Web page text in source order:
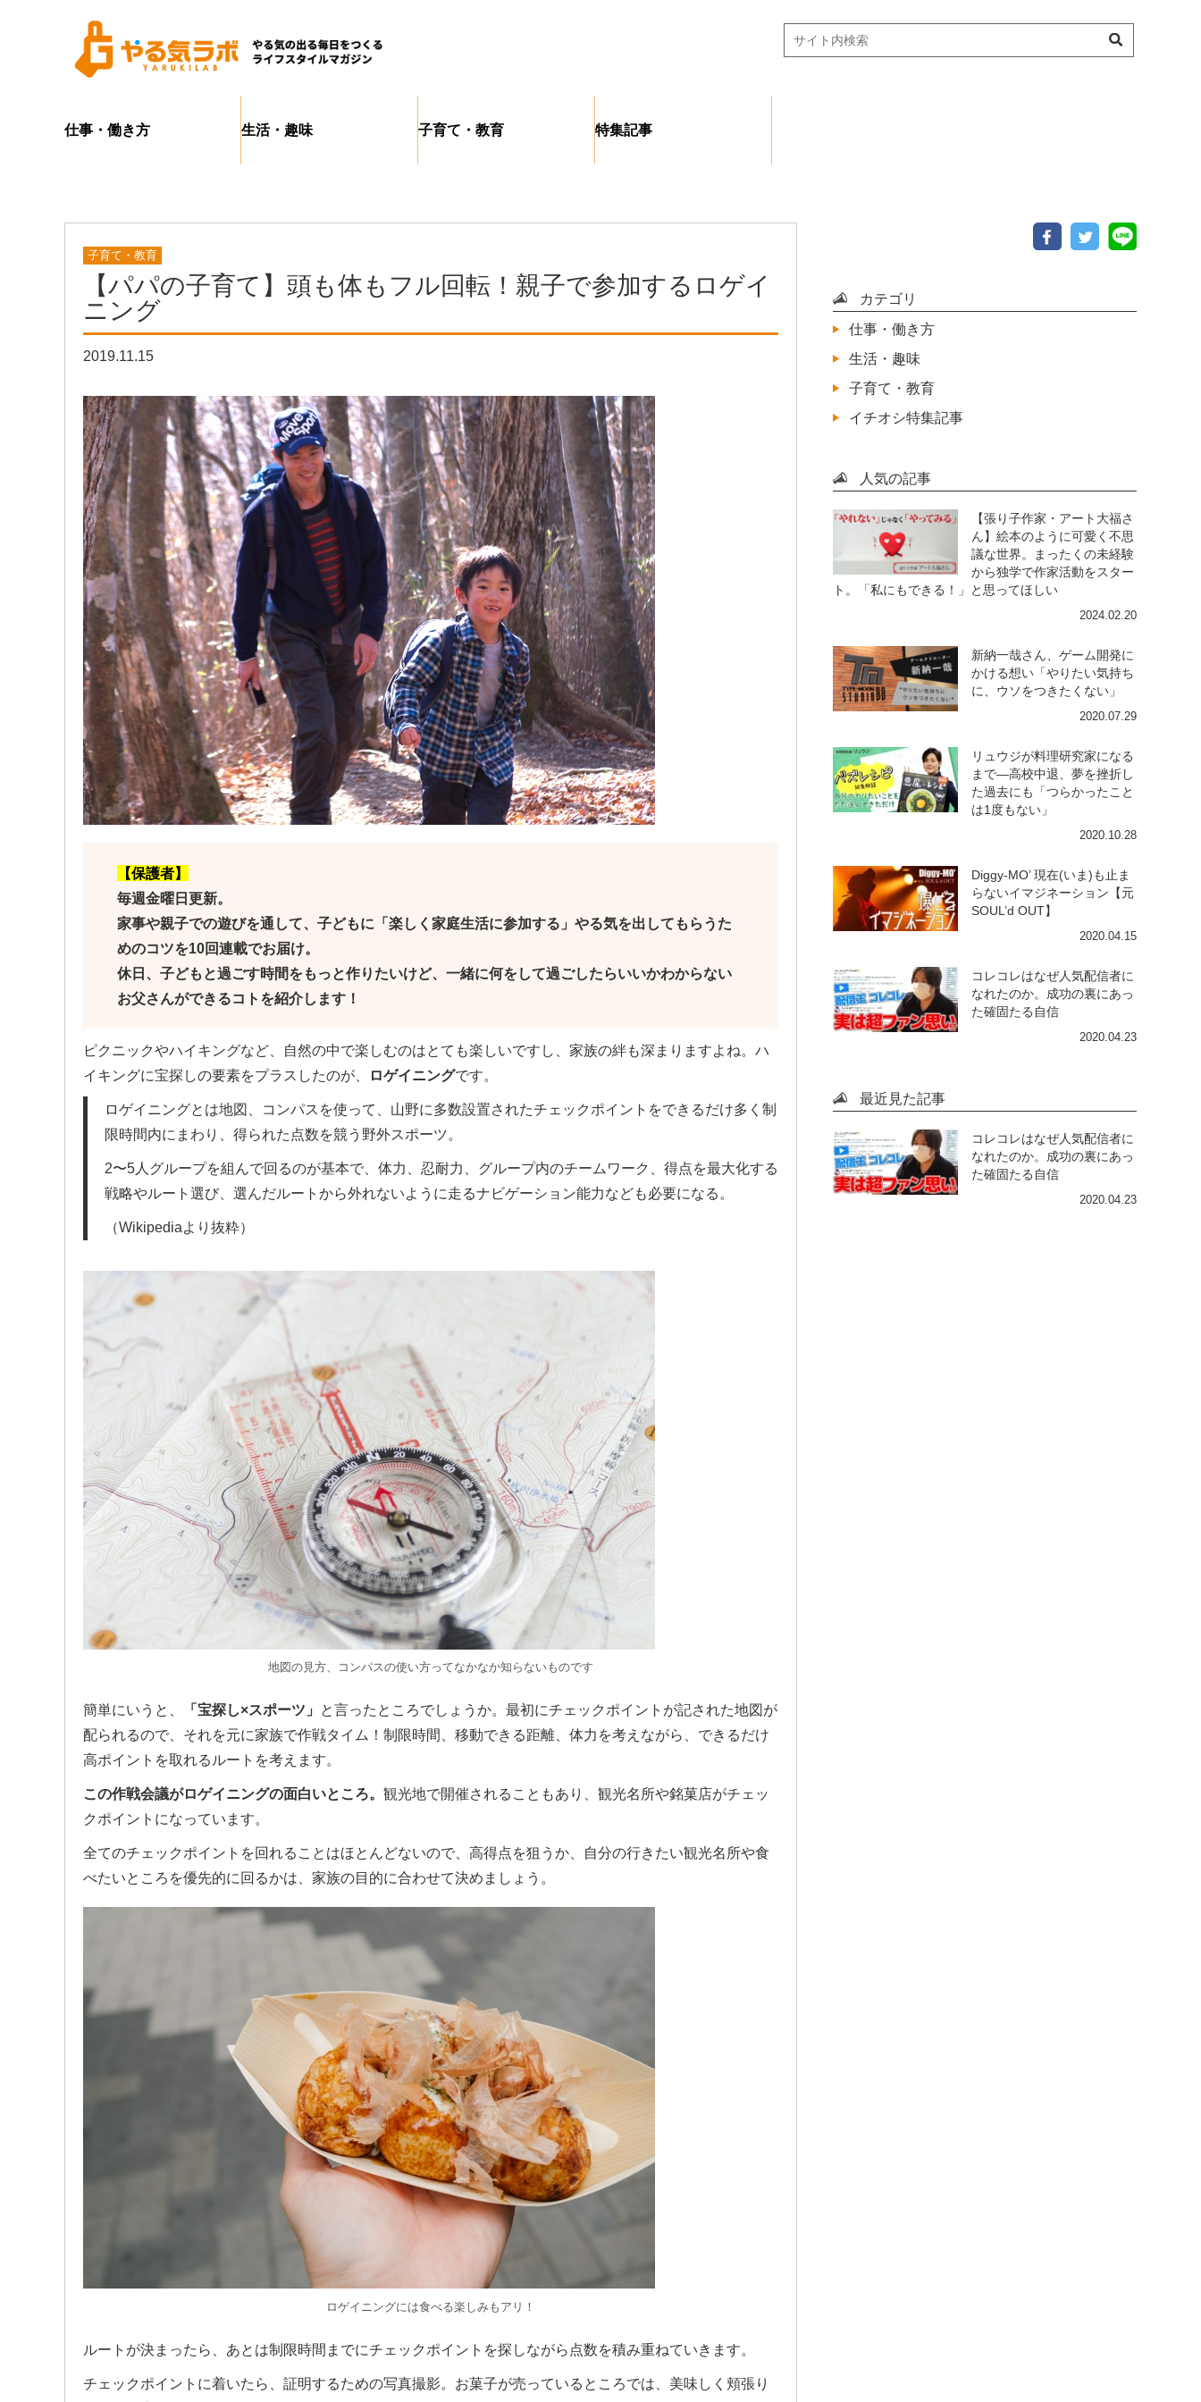
仕事・働き方 生活・趣味 子育て・教育 特集記事
子育て・教育
【パパの子育て】頭も体もフル回転！親子で参加するロゲイ
ニング
2019.11.15
【保護者】
毎週金曜日更新。
家事や親子での遊びを通して、子どもに「楽しく家庭生活に参加する」やる気を出してもらうた
めのコツを10回連載でお届け。
休日、子どもと過ごす時間をもっと作りたいけど、一緒に何をして過ごしたらいいかわからない
お父さんができるコトを紹介します！
ピクニックやハイキングなど、自然の中で楽しむのはとても楽しいですし、家族の絆も深まりますよね。ハ
イキングに宝探しの要素をプラスしたのが、
ロゲイニングです。
ロゲイニングとは地図、コンパスを使って、山野に多数設置されたチェックポイントをできるだけ多く制
限時間内にまわり、得られた点数を競う野外スポーツ。
2〜5人グループを組んで回るのが基本で、体力、忍耐力、グループ内のチームワーク、得点を最大化する
戦略やルート選び、選んだルートから外れないように走るナビゲーション能力なども必要になる。
（Wikipediaより抜粋）
地図の見方、コンパスの使い方ってなかなか知らないものです
簡単にいうと、 「宝探し×スポーツ」
と言ったところでしょうか。最初にチェックポイントが記された地図が
配られるので、それを元に家族で作戦タイム！制限時間、移動できる距離、体力を考えながら、できるだけ
高ポイントを取れるルートを考えます。
この作戦会議がロゲイニングの面白いところ。 観光地で開催されることもあり、観光名所や銘菓店がチェッ
クポイントになっています。
全てのチェックポイントを回れることはほとんどないので、高得点を狙うか、自分の行きたい観光名所や食
べたいところを優先的に回るかは、家族の目的に合わせて決めましょう。
ロゲイニングには食べる楽しみもアリ！
ルートが決まったら、あとは制限時間までにチェックポイントを探しながら点数を積み重ねていきます。
チェックポイントに着いたら、証明するための写真撮影。お菓子が売っているところでは、美味しく頬張り
カテゴリ
仕事・働き方
生活・趣味
子育て・教育
イチオシ特集記事
人気の記事
【張り子作家・アート大福さ
ん】絵本のように可愛く不思
議な世界。まったくの未経験
から独学で作家活動をスター
ト。「私にもできる！」と思ってほしい
2024.02.20
新納一哉さん、ゲーム開発に
かける想い「やりたい気持ち
に、ウソをつきたくない」
2020.07.29
リュウジが料理研究家になる
まで―高校中退、夢を挫折し
た過去にも「つらかったこと
は1度もない」
2020.10.28
Diggy-MO’ 現在(いま)も止ま
らないイマジネーション【元
SOUL’d OUT】
2020.04.15
コレコレはなぜ人気配信者に
なれたのか。成功の裏にあっ
た確固たる自信
2020.04.23
最近見た記事
コレコレはなぜ人気配信者に
なれたのか。成功の裏にあっ
た確固たる自信
2020.04.23